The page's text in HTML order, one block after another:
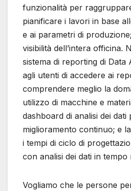
funzionalità per
pianificare i lavori in base
e ai parametri di
visibilità dell’intera officina.
sistema di reporting di Data
agli utenti di accedere ai
comprendere meglio la
utilizzo di macchine e
dashboard di analisi dei dati
miglioramento continuo; e
i tempi di ciclo di
con analisi dei dati in tempo
Vogliamo che le persone